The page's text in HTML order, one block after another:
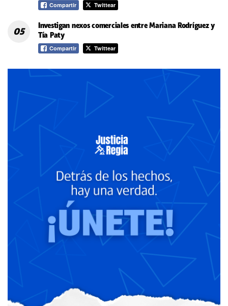
Compartir Twittear
Investigan nexos comerciales entre Mariana Rodríguez y
Tía Paty
Compartir Twittear